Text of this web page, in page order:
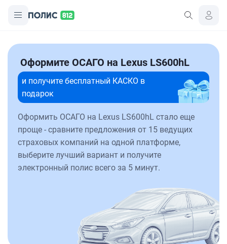
Оформите ОСАГО на Lexus LS600hL
и получите бесплатный КАСКО в
подарок
Оформить ОСАГО на Lexus LS600hL стало еще
проще - сравните предложения от 15 ведущих
страховых компаний на одной платформе,
выберите лучший вариант и получите
электронный полис всего за 5 минут.